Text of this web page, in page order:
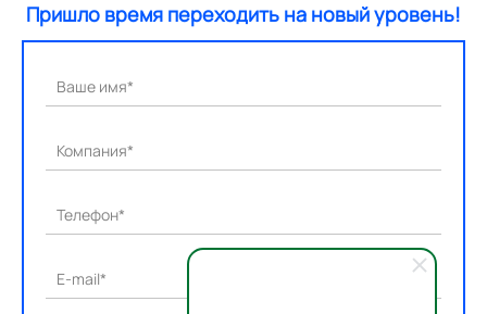
Пришло время переходить на новый уровень!
Ваше имя*
Компания*
Телефон*
E-mail*